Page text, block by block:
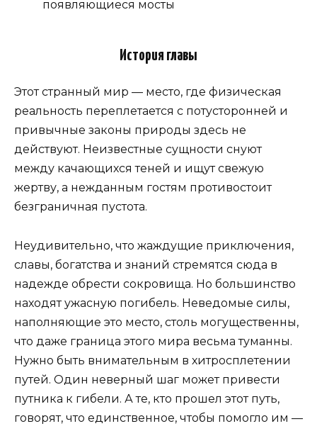
появляющиеся мосты
История главы
Этот странный мир — место, где физическая
реальность переплетается с потусторонней и
привычные законы природы здесь не
действуют. Неизвестные сущности снуют
между качающихся теней и ищут свежую
жертву, а нежданным гостям противостоит
безграничная пустота.
Неудивительно, что жаждущие приключения,
славы, богатства и знаний стремятся сюда в
надежде обрести сокровища. Но большинство
находят ужасную погибель. Неведомые силы,
наполняющие это место, столь могущественны,
что даже граница этого мира весьма туманны.
Нужно быть внимательным в хитросплетении
путей. Один неверный шаг может привести
путника к гибели. А те, кто прошел этот путь,
говорят, что единственное, чтобы помогло им —